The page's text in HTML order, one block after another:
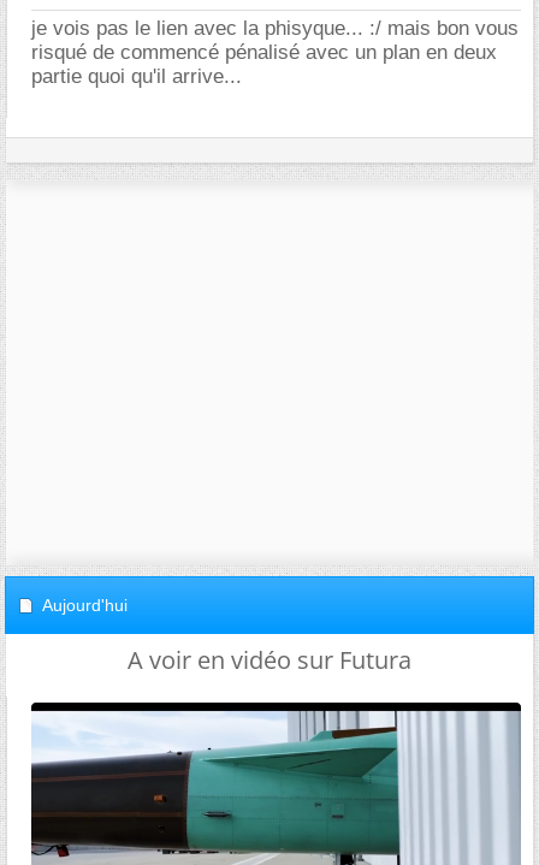
je vois pas le lien avec la phisyque... :/ mais bon vous
risqué de commencé pénalisé avec un plan en deux
partie quoi qu'il arrive...
Aujourd'hui
A voir en vidéo sur Futura